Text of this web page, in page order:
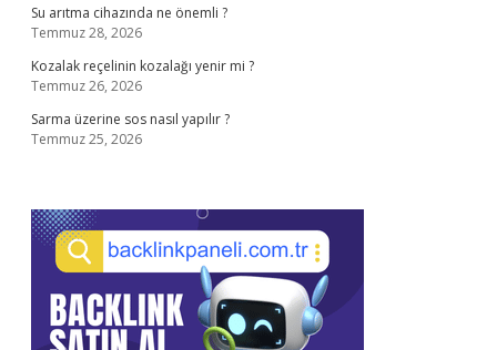
Su arıtma cihazında ne önemli ?
Temmuz 28, 2026
Kozalak reçelinin kozalağı yenir mi ?
Temmuz 26, 2026
Sarma üzerine sos nasıl yapılır ?
Temmuz 25, 2026